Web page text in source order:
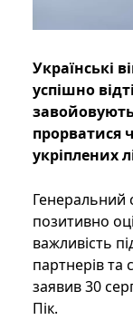
Українські
успішно
завойовують
прорватися
укріплених
Генеральний
позитивно
важливість
партнерів та
заявив 30
Пік.